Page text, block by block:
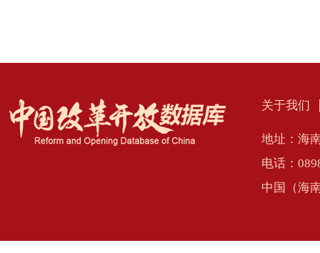
关于我们
地址：海
电话：
中国（海